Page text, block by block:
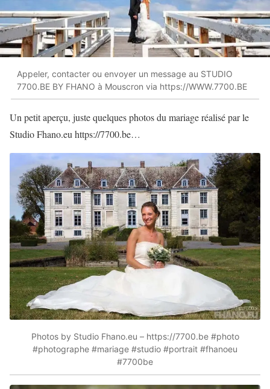
Appeler, contacter ou envoyer un message au STUDIO
7700.BE BY FHANO à Mouscron via https://WWW.7700.BE
Un petit aperçu, juste quelques photos du mariage réalisé par le
Studio Fhano.eu https://7700.be…
Photos by Studio Fhano.eu – https://7700.be #photo
#photographe #mariage #studio #portrait #fhanoeu
#7700be